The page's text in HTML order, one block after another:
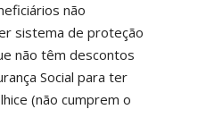
não
sistema de proteção
não têm descontos
Social para ter
(não cumprem o